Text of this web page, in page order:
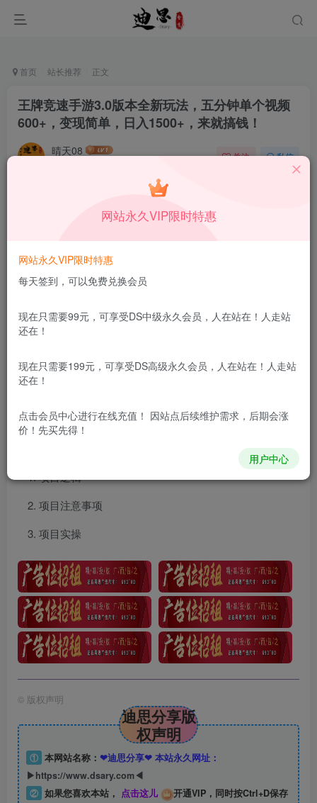
首页 站长推荐 正文
王牌竞速手游3.0版本全新玩法，五分钟单个视频
600+，变现简单，日入1500+，来就搞钱！
晴天08 关注 私信
用途。如有侵权、不妥之处，请第一时间联系我们删除！
项目介绍
变现简单，日入1500+，来就搞钱！
项目逻辑
项目注意事项
项目实操
© 版权声明
迪思分享版
权声明
① 本网站名称： ❤迪思分享❤ 本站永久网址：
▶https://www.dsary.com◀
② 如果您喜欢本站， 点击这儿
开通VIP，同时按Ctrl+D保存
网站永久VIP限时特惠
网站永久VIP限时特惠
每天签到，可以免费兑换会员
现在只需要99元，可享受DS中级永久会员，人在站在！人走站
还在！
现在只需要199元，可享受DS高级永久会员，人在站在！人走站
还在！
点击会员中心进行在线充值！ 因站点后续维护需求，后期会涨
价！先买先得！
用户中心